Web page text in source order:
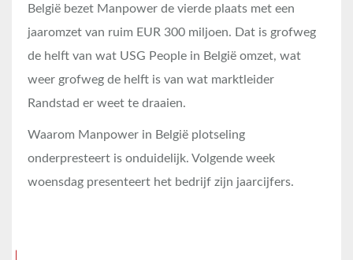
België bezet Manpower de vierde plaats met een
jaaromzet van ruim EUR 300 miljoen. Dat is grofweg
de helft van wat USG People in België omzet, wat
weer grofweg de helft is van wat marktleider
Randstad er weet te draaien.
Waarom Manpower in België plotseling
onderpresteert is onduidelijk. Volgende week
woensdag presenteert het bedrijf zijn jaarcijfers.